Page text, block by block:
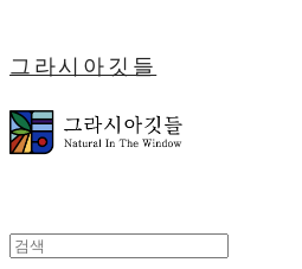
그라시아깃들